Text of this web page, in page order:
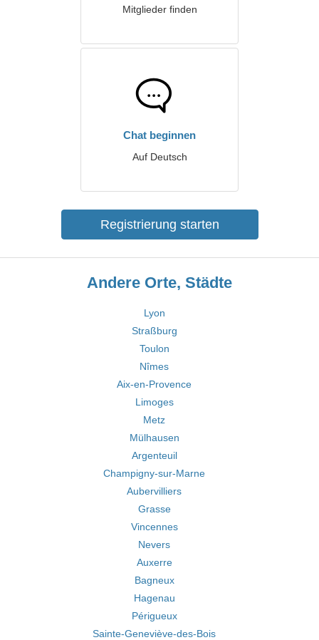
Mitglieder finden
Chat beginnen
Auf Deutsch
Registrierung starten
Andere Orte, Städte
Lyon
Straßburg
Toulon
Nîmes
Aix-en-Provence
Limoges
Metz
Mülhausen
Argenteuil
Champigny-sur-Marne
Aubervilliers
Grasse
Vincennes
Nevers
Auxerre
Bagneux
Hagenau
Périgueux
Sainte-Geneviève-des-Bois